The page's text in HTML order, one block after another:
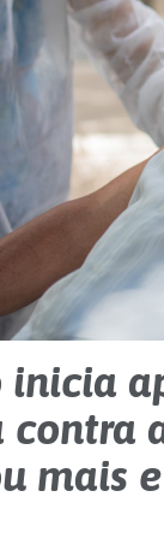
inicia
contra
mais